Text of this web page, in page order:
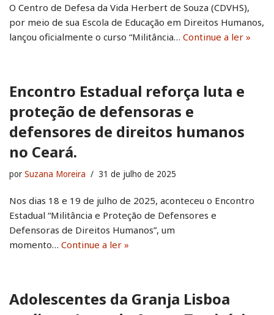
O Centro de Defesa da Vida Herbert de Souza (CDVHS),
por meio de sua Escola de Educação em Direitos Humanos,
lançou oficialmente o curso “Militância… Continue a ler »
Encontro Estadual reforça luta e
proteção de defensoras e
defensores de direitos humanos
no Ceará.
por Suzana Moreira 31 de julho de 2025
Nos dias 18 e 19 de julho de 2025, aconteceu o Encontro
Estadual “Militância e Proteção de Defensores e
Defensoras de Direitos Humanos”, um
momento… Continue a ler »
Adolescentes da Granja Lisboa